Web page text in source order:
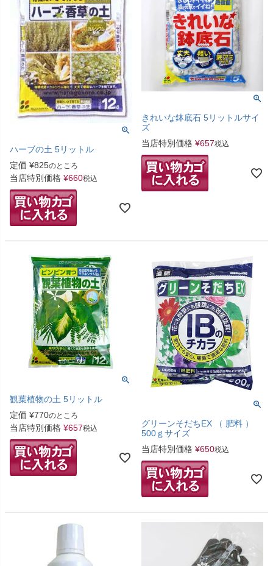
ハーブの土 5リットル
定価 ¥825のところ
当店特別価格 ¥660税込
きれいな鉢底石 5リットルサイ
ズ
当店特別価格 ¥657税込
観葉植物の土 5リットル
定価 ¥770のところ
当店特別価格 ¥657税込
グリーンそだちEX （ 肥料 ）
500ｇサイズ
当店特別価格 ¥650税込